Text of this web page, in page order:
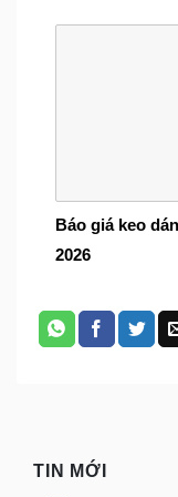
Báo giá keo
2026
TIN MỚI